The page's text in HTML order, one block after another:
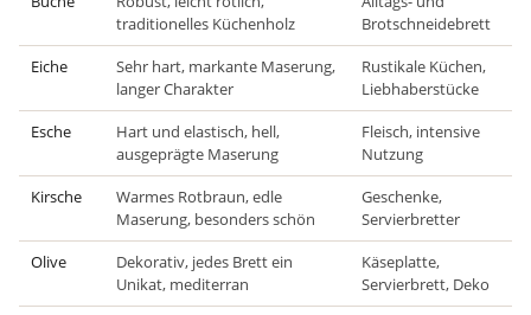
traditionelles Küchenholz
Brotschneidebrett
Eiche
Sehr hart, markante Maserung,
langer Charakter
Rustikale Küchen,
Liebhaberstücke
Esche
Hart und elastisch, hell,
ausgeprägte Maserung
Fleisch, intensive
Nutzung
Kirsche
Warmes Rotbraun, edle
Maserung, besonders schön
Geschenke,
Servierbretter
Olive
Dekorativ, jedes Brett ein
Unikat, mediterran
Käseplatte,
Servierbrett, Deko